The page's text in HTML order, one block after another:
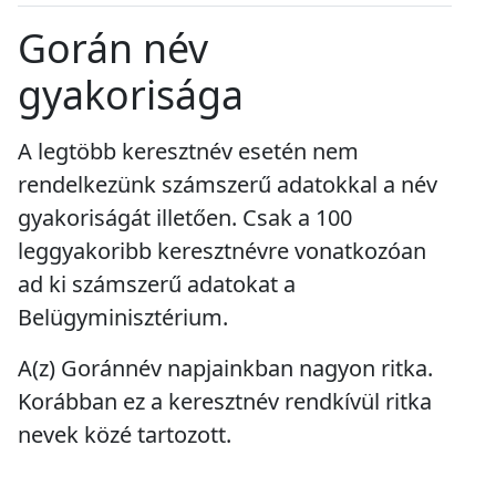
Gorán név
gyakorisága
A legtöbb keresztnév esetén nem
rendelkezünk számszerű adatokkal a név
gyakoriságát illetően. Csak a 100
leggyakoribb keresztnévre vonatkozóan
ad ki számszerű adatokat a
Belügyminisztérium.
A(z) Goránnév napjainkban nagyon ritka.
Korábban ez a keresztnév rendkívül ritka
nevek közé tartozott.